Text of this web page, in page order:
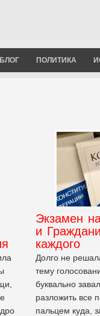
ПОЛИТИКА
Экзамен
и
каждого
Долго не
тему
буквально
разложить все
пальцем куда,